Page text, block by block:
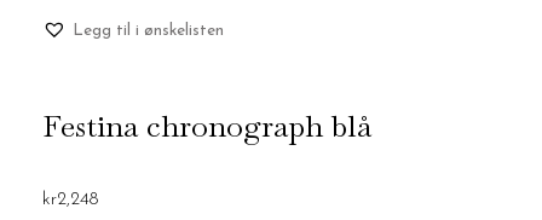
Legg til i ønskelisten
Festina chronograph blå
kr2,248